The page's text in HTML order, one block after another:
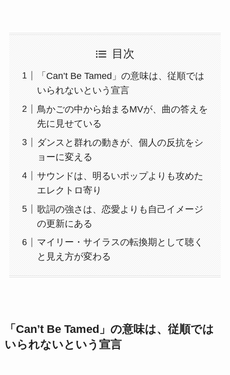
目次
「Can’t Be Tamed」の意味は、従順では
いられないという宣言
鳥かごの中から始まるMVが、曲の答えを
先に見せている
ダンスと群れの動きが、個人の反抗をシ
ョーに変える
サウンドは、明るいポップよりも攻めた
エレクトロ寄り
歌詞の強さは、恋愛よりも自己イメージ
の更新にある
マイリー・サイラスの転換期として聴く
と見え方が変わる
「Can’t Be Tamed」の意味は、従順では
いられないという宣言